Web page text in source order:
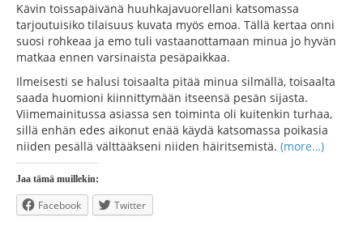
Kävin toissapäivänä huuhkajavuorellani katsomassa
tarjoutuisiko tilaisuus kuvata myös emoa. Tällä kertaa onni
suosi rohkeaa ja emo tuli vastaanottamaan minua jo hyvän
matkaa ennen varsinaista pesäpaikkaa.
Ilmeisesti se halusi toisaalta pitää minua silmällä, toisaalta
saada huomioni kiinnittymään itseensä pesän sijasta.
Viimemainitussa asiassa sen toiminta oli kuitenkin turhaa,
sillä enhän edes aikonut enää käydä katsomassa poikasia
niiden pesällä välttääkseni niiden häiritsemistä. (more…)
Jaa tämä muillekin:
Facebook Twitter